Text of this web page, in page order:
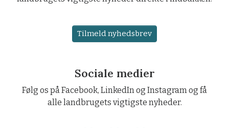
Tilmeld nyhedsbrev
Sociale medier
Følg os på Facebook, LinkedIn og Instagram og få
alle landbrugets vigtigste nyheder.